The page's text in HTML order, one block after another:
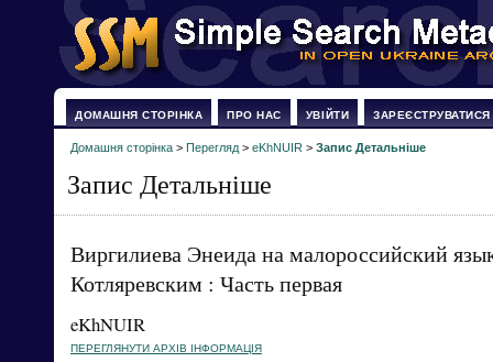
ДОМАШНЯ СТОРІНКА ПРО НАС УВІЙТИ ЗАРЕЄСТРУВАТИСЯ
Домашня сторінка > Перегляд > eKhNUIR > Запис Детальніше
Запис Детальніше
Виргилиева Энеида на малороссийский
Котляревским : Часть первая
eKhNUIR
ПЕРЕГЛЯНУТИ АРХІВ ІНФОРМАЦІЯ